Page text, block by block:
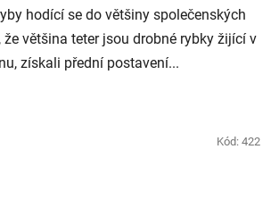
hodící se do většiny společenských
že většina teter jsou drobné rybky žijící v
získali přední postavení...
Kód: 422